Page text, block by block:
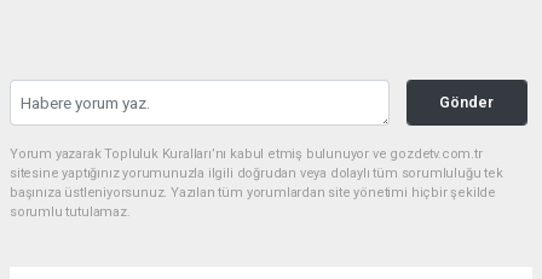
Gönder
Yorum yazarak Topluluk Kuralları’nı kabul etmiş bulunuyor ve gozdetv.com.tr
sitesine yaptığınız yorumunuzla ilgili doğrudan veya dolaylı tüm sorumluluğu tek
başınıza üstleniyorsunuz. Yazılan tüm yorumlardan site yönetimi hiçbir şekilde
sorumlu tutulamaz.